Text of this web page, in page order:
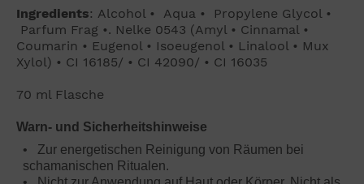
Ingredients: Alcohol • Aqua • Propylene Glycol •
Parfum Frag •. Nelke 0543 (Amyl • Cinnamal •
Coumarin • Eugenol • Isoeugenol • Linalool • Mux
Xylol) • CI 16185/ • CI 42090/ • CI 16035
70 ml Flasche
Warn- und Sicherheitshinweise
• Zur energetischen Reinigung von Räumen bei
schamanischen Ritualen.